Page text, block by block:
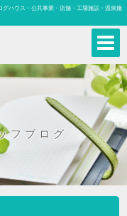
ハウス・公共事業・店舗・工場施設・温泉施
フブログ